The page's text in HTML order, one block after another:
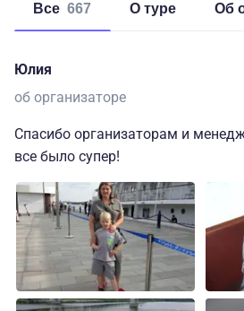
Все 667 о туре об
Юлия
об организаторе
Спасибо организаторам и
все было супер!